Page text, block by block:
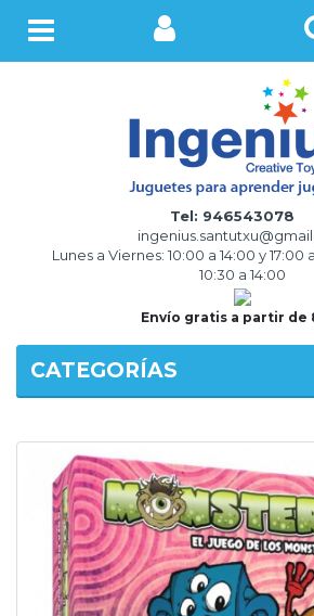
Tel: 946543078
Lunes a Viernes: 10:00 a 14:00 y 17:00
10:30 a 14:00
Menú
Envío gratis a partir de
CATEGORÍAS